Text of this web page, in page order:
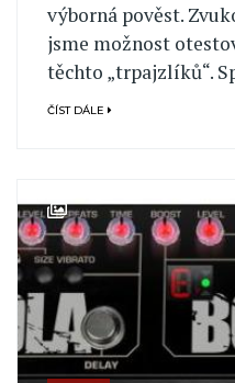
výborná pověst.
jsme možnost
těchto „trpajzlíků“.
ČÍST DÁLE